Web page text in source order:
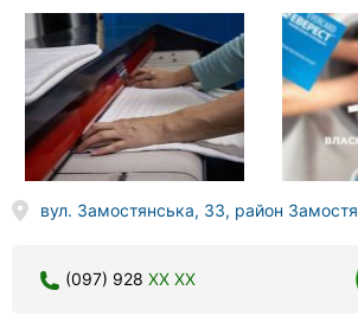
вул. Замостянська, 33, район Замостя
(097) 928 XX XX